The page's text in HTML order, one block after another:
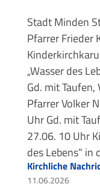
Stadt Minden
Pfarrer Frieder
„Wasser des
Gd. mit
Pfarrer Volker
Uhr Gd. mit
27.06. 10 Uhr
des Lebens“ in
Kirchliche
11.06.2026